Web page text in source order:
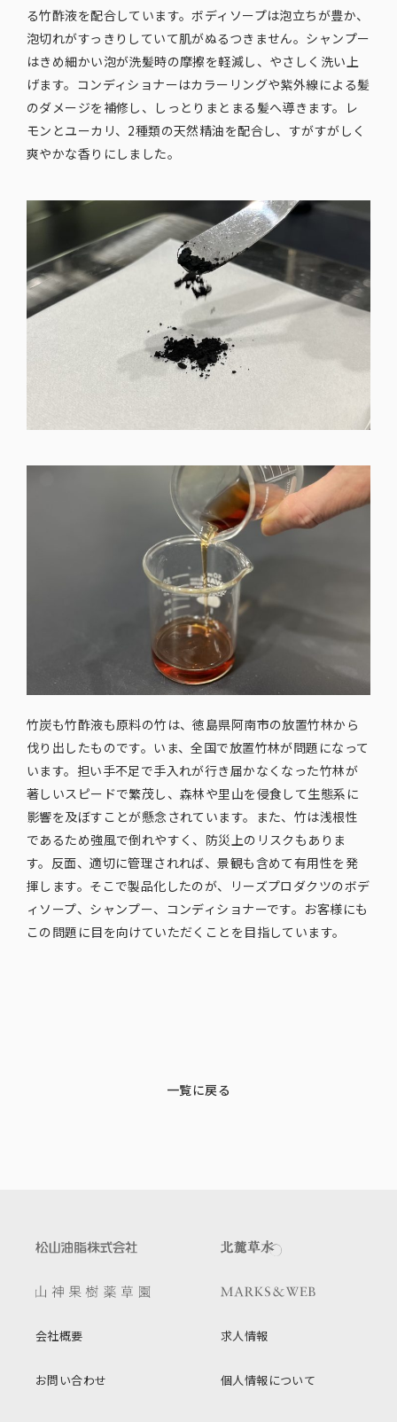
る竹酢液を配合しています。ボディソープは泡立ちが豊か、
泡切れがすっきりしていて肌がぬるつきません。シャンプー
はきめ細かい泡が洗髪時の摩擦を軽減し、やさしく洗い上
げます。コンディショナーはカラーリングや紫外線による髪
のダメージを補修し、しっとりまとまる髪へ導きます。レ
モンとユーカリ、2種類の天然精油を配合し、すがすがしく
爽やかな香りにしました。
竹炭も竹酢液も原料の竹は、徳島県阿南市の放置竹林から
伐り出したものです。いま、全国で放置竹林が問題になって
います。担い手不足で手入れが行き届かなくなった竹林が
著しいスピードで繁茂し、森林や里山を侵食して生態系に
影響を及ぼすことが懸念されています。また、竹は浅根性
であるため強風で倒れやすく、防災上のリスクもありま
す。反面、適切に管理されれば、景観も含めて有用性を発
揮します。そこで製品化したのが、リーズプロダクツのボデ
ィソープ、シャンプー、コンディショナーです。お客様にも
この問題に目を向けていただくことを目指しています。
一覧に戻る
会社概要 求人情報
お問い合わせ 個人情報について